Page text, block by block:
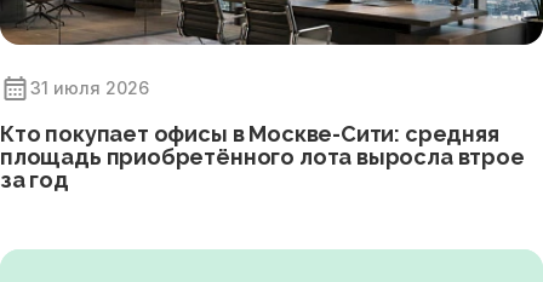
31 июля 2026
Кто покупает офисы в Москве-Сити: средняя
площадь приобретённого лота выросла втрое
за год